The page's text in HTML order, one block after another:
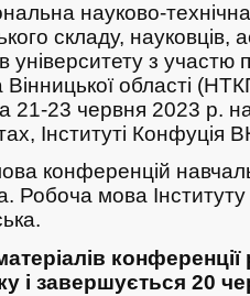
науково-
складу, науковців,
університету з участю
Вінницької області
21-23 червня 2023 р.
Інституті Конфуція
конференцій
Робоча мова
конференції
і завершується 20